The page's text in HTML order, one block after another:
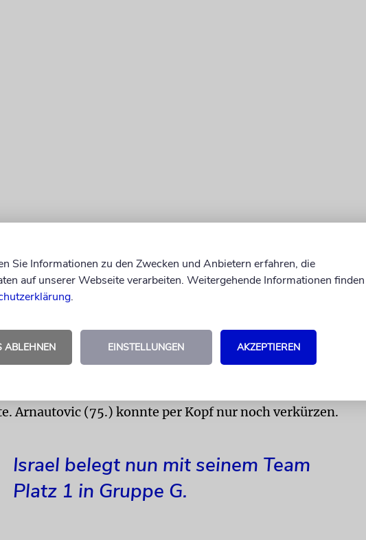
(34./45.) nutzte zwei Abwehrfehler der Gäste eiskalt aus
Spiel. Auch nach dem Wechsel hatten die Österreicher
Arnautovic (75.) konnte per Kopf nur noch verkürzen.
Israel belegt nun mit seinem Team
Platz 1 in Gruppe G.
Sie Informationen zu den Zwecken und Anbietern erfahren, die
auf unserer Webseite verarbeiten. Weitergehende Informationen finden
.
ABLEHNEN EINSTELLUNGEN AKZEPTIEREN